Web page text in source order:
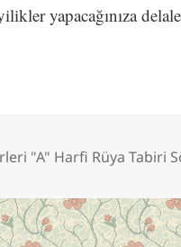
yapacağınıza
"A" Harfi Rüya Tabiri